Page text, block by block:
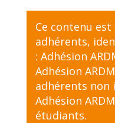
Ce contenu est
adhérents,
: Adhésion
Adhésion
adhérents non
Adhésion
étudiants.